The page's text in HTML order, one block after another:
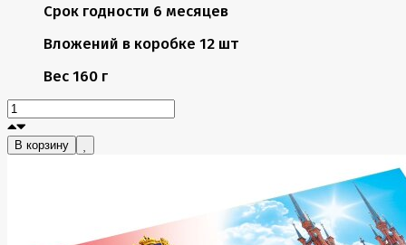
Срок годности 6 месяцев
Вложений в коробке 12 шт
Вес 160 г
В корзину